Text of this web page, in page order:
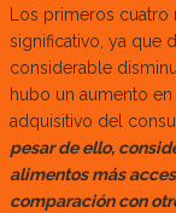
Los primeros cuatro
significativo, ya que
considerable
hubo un aumento
adquisitivo del
pesar de ello,
alimentos más
comparación con